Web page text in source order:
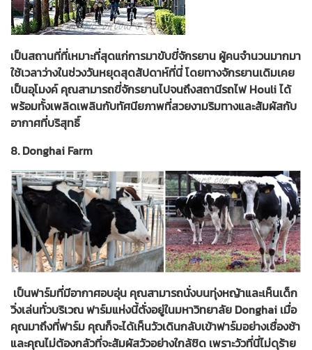
เป็นสถานที่ที่เหมาะที่สุดแก่การมาขับขี่จักรยาน ผู้คนจำนวนมากมา
ใช้เวลาว่างในช่วงวันหยุดสุดสัปดาห์ที่นี่ โดยทางจักรยานเดิมเคย
เป็นอุโมงค์ คุณสามารถขี่จักรยานไปจนถึงสถานีรถไฟ Houli ได้
พร้อมทั้งเพลิดเพลินกับทัศนียภาพที่สวยงามริมทางและสัมผัสกับ
อากาศที่บริสุทธิ์
8. Donghai Farm
เป็นฟาร์มที่มีอากาศอบอุ่น คุณสามารถนั่งบนทุ่งหญ้าและเห็นเด็ก
วิ่งเล่นทั่วบริเวณ ฟาร์มแห่งนี้ตั่งอยู่ในมหาวิทยาลัย Donghai เมื่อ
คุณมาถึงที่ฟาร์ม คุณก็จะได้เห็นวัวเดินกลับเข้าฟาร์มอย่างเชื่องช้า
และคุณไม่ต้องกลัวที่จะสัมผัสวัวอย่างใกล้ชิด เพราะวัวที่นี่ไม่ดุร้าย